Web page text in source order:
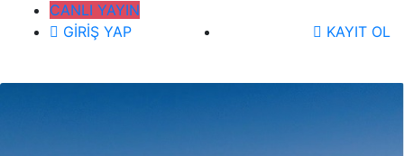
CANLI YAYIN
GİRİŞ YAP
KAYIT OL